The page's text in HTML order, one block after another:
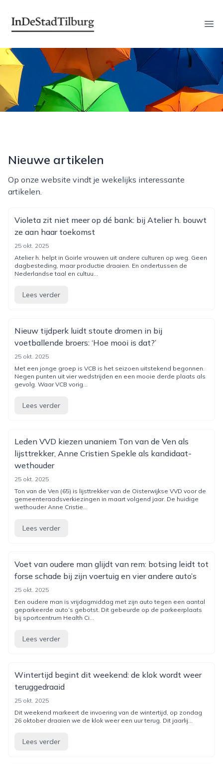
indestadtilburg.nl
Nieuwe artikelen
Op onze website vindt je wekelijks interessante
artikelen.
Violeta zit niet meer op dé bank: bij Atelier h. bouwt
ze aan haar toekomst
25 okt. 2025
Atelier h. helpt in Goirle vrouwen uit andere culturen op weg. Geen
dagbesteding, maar productie draaien. En ondertussen de
Nederlandse taal en cultuu...
Lees verder
Nieuw tijdperk luidt stoute dromen in bij
voetballende broers: ‘Hoe mooi is dat?’
25 okt. 2025
Met een jonge groep is VCB is het seizoen uitstekend begonnen.
Negen punten uit vier wedstrijden en een mooie derde plaats als
gevolg. Waar VCB vorig...
Lees verder
Leden VVD kiezen unaniem Ton van de Ven als
lijsttrekker, Anne Cristien Spekle als kandidaat-
wethouder
25 okt. 2025
Ton van de Ven (65) is lijsttrekker van de Oisterwijkse VVD voor de
gemeenteraadsverkiezingen in maart volgend jaar. De huidige
wethouder Anne Cristie...
Lees verder
Voet van oudere man glijdt van rem: botsing leidt tot
forse schade bij zijn voertuig en vier andere auto’s
25 okt. 2025
Een oudere man is vrijdagmiddag met zijn auto tegen een aantal
geparkeerde auto’s gebotst. Dit gebeurde op de parkeerplaats
bij sportcentrum Health Ci...
Lees verder
Wintertijd begint dit weekend: de klok wordt weer
teruggedraaid
25 okt. 2025
Dit weekend markeert de invoering van de wintertijd, op zondag
26 oktober draaien we de klok weer een uur terug. Dit jaarlij...
Lees verder